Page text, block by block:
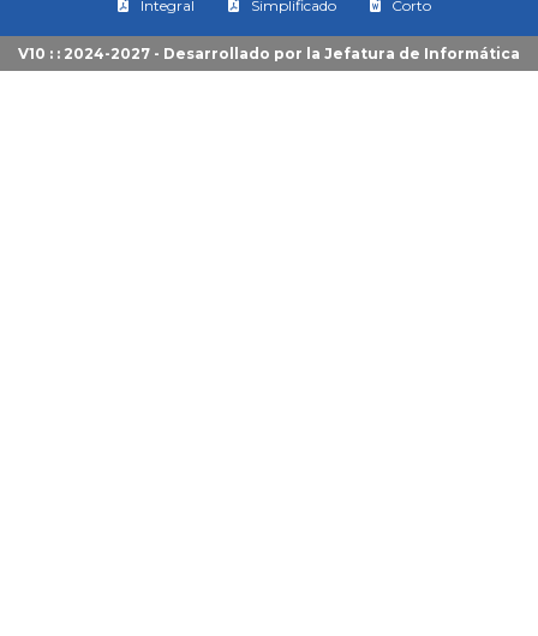
Integral
Simplificado Corto
V10 : : 2024-2027 - Desarrollado por la Jefatura de Informática